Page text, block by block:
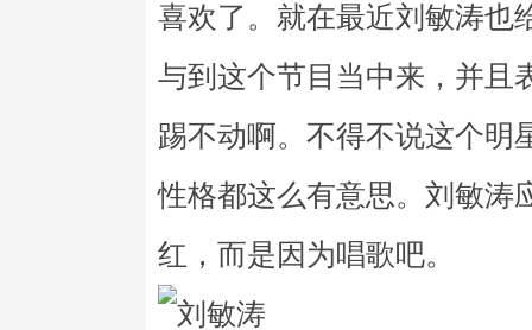
喜欢了。就在最近刘敏涛也
与到这个节目当中来，并且
踢不动啊。不得不说这个明
性格都这么有意思。刘敏涛
红，而是因为唱歌吧。